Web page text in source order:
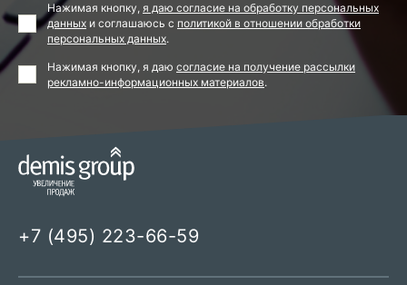
Нажимая кнопку, я даю согласие на обработку персональных
данных и соглашаюсь с политикой в отношении обработки
персональных данных.
Нажимая кнопку, я даю согласие на получение рассылки
рекламно-информационных материалов.
+7 (495) 223-66-59